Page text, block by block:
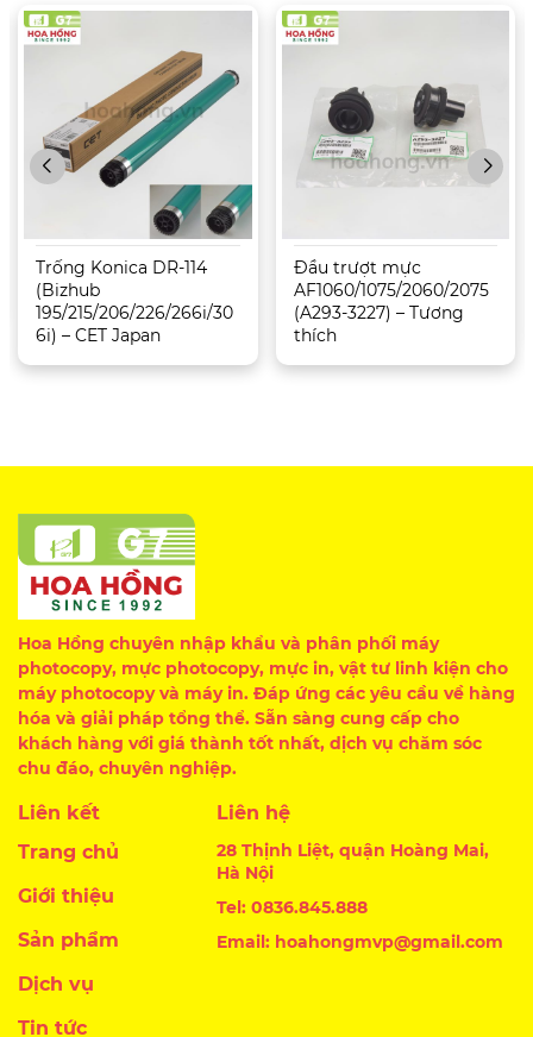
Trống Konica DR-114
(Bizhub
195/215/206/226/266i/30
6i) – CET Japan
Đầu trượt mực
AF1060/1075/2060/2075
(A293-3227) – Tương
thích
Hoa Hồng chuyên nhập khẩu và phân phối máy
photocopy, mực photocopy, mực in, vật tư linh kiện cho
máy photocopy và máy in. Đáp ứng các yêu cầu về hàng
hóa và giải pháp tổng thể. Sẵn sàng cung cấp cho
khách hàng với giá thành tốt nhất, dịch vụ chăm sóc
chu đáo, chuyên nghiệp.
Liên kết
Trang chủ
Giới thiệu
Sản phẩm
Dịch vụ
Tin tức
Liên hệ
28 Thịnh Liệt, quận Hoàng Mai,
Hà Nội
Tel: 0836.845.888
Email: hoahongmvp@gmail.com